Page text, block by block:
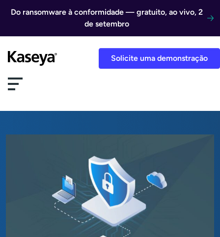
Do ransomware à conformidade — gratuito, ao vivo, 2
de setembro
Solicite uma demonstração